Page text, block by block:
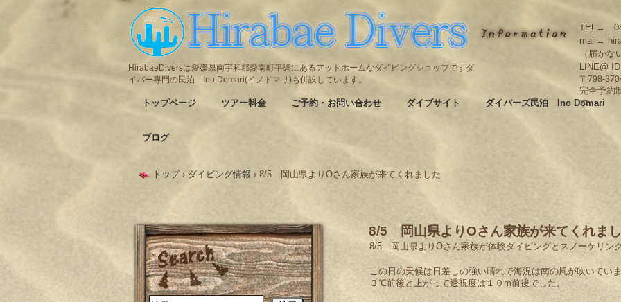
HirabaeDiversは愛媛県南宇和郡愛南町平碆にあるアットホームなダイビングショップですダ
イバー専門の民泊 Ino Domari(イノドマリ)も併設しています。
TEL→
mail→
（届か
LINE@
〒798-
完全予約
す
トップページ ツアー料金 ご予約・お問い合わせ ダイブサイト ダイバーズ民泊 Ino Domari
ブログ
トップ › ダイビング情報 › 8/5 岡山県よりOさん家族が来てくれました
8/5 岡山県よりOさん家族が来てくれま
8/5 岡山県よりOさん家族が体験ダイビングとスノーケリン
この日の天候は日差しの強い晴れで海況は南の風が吹いてい
３℃前後と上がって透視度は１０m前後でした。